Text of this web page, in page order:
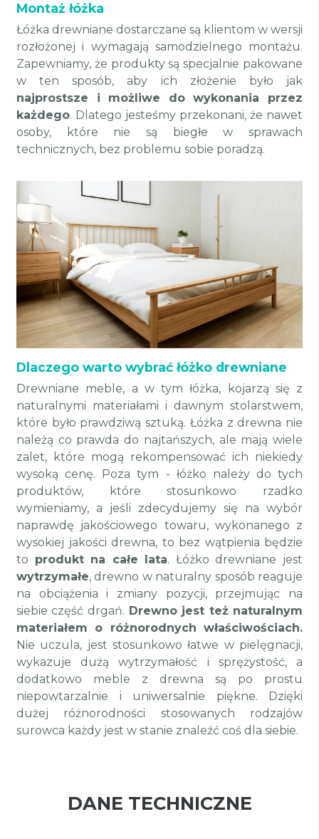
Montaż łóżka
Łóżka drewniane dostarczane są klientom w wersji
rozłożonej i wymagają samodzielnego montażu.
Zapewniamy, że produkty są specjalnie pakowane
w ten sposób, aby ich złożenie było jak
najprostsze i możliwe do wykonania przez
każdego. Dlatego jesteśmy przekonani, że nawet
osoby, które nie są biegłe w sprawach
technicznych, bez problemu sobie poradzą.
Dlaczego warto wybrać łóżko drewniane
Drewniane meble, a w tym łóżka, kojarzą się z
naturalnymi materiałami i dawnym stolarstwem,
które było prawdziwą sztuką. Łóżka z drewna nie
należą co prawda do najtańszych, ale mają wiele
zalet, które mogą rekompensować ich niekiedy
wysoką cenę. Poza tym - łóżko należy do tych
produktów, które stosunkowo rzadko
wymieniamy, a jeśli zdecydujemy się na wybór
naprawdę jakościowego towaru, wykonanego z
wysokiej jakości drewna, to bez wątpienia będzie
to produkt na całe lata. Łóżko drewniane jest
wytrzymałe, drewno w naturalny sposób reaguje
na obciążenia i zmiany pozycji, przejmując na
siebie część drgań. Drewno jest też naturalnym
materiałem o różnorodnych właściwościach.
Nie uczula, jest stosunkowo łatwe w pielęgnacji,
wykazuje dużą wytrzymałość i sprężystość, a
dodatkowo meble z drewna są po prostu
niepowtarzalnie i uniwersalnie piękne. Dzięki
dużej różnorodności stosowanych rodzajów
surowca każdy jest w stanie znaleźć coś dla siebie.
DANE TECHNICZNE